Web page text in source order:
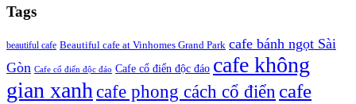
Tags
beautiful cafe Beautiful cafe at Vinhomes Grand Park cafe bánh ngọt Sài
Gòn Cafe cổ điển độc đáo Cafe cổ điển độc đáo cafe không
gian xanh cafe phong cách cổ điển cafe